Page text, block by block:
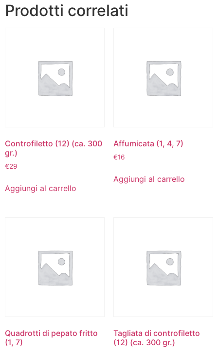
Prodotti correlati
Controfiletto (12) (ca. 300
gr.)
€29
Aggiungi al carrello
Affumicata (1, 4, 7)
€16
Aggiungi al carrello
Quadrotti di pepato fritto
(1, 7)
Tagliata di controfiletto
(12) (ca. 300 gr.)